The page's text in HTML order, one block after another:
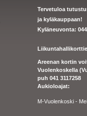
Tervetuloa
ja kyläkauppaan!
Kyläneuvonta: 044
Areenan kortin
Vuolenkoskella
puh 041 3117258
Aukioloajat:
M-Vuolenkoski -